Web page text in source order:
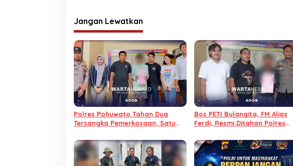
Jangan Lewatkan
Polres Pohuwato Tahan Dua
Tersangka Pemerkosaan, Satu
Khusus
Bos PETI Bulangita, FM Alias
Ferdi, Resmi Ditahan Polres